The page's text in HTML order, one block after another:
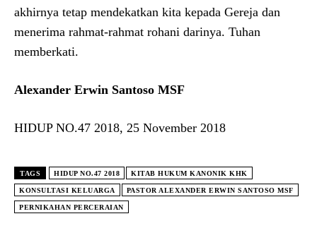
akhirnya tetap mendekatkan kita kepada Gereja dan
menerima rahmat-rahmat rohani darinya. Tuhan
memberkati.
Alexander Erwin Santoso MSF
HIDUP NO.47 2018, 25 November 2018
TAGS HIDUP NO.47 2018 KITAB HUKUM KANONIK KHK
KONSULTASI KELUARGA PASTOR ALEXANDER ERWIN SANTOSO MSF
PERNIKAHAN PERCERAIAN